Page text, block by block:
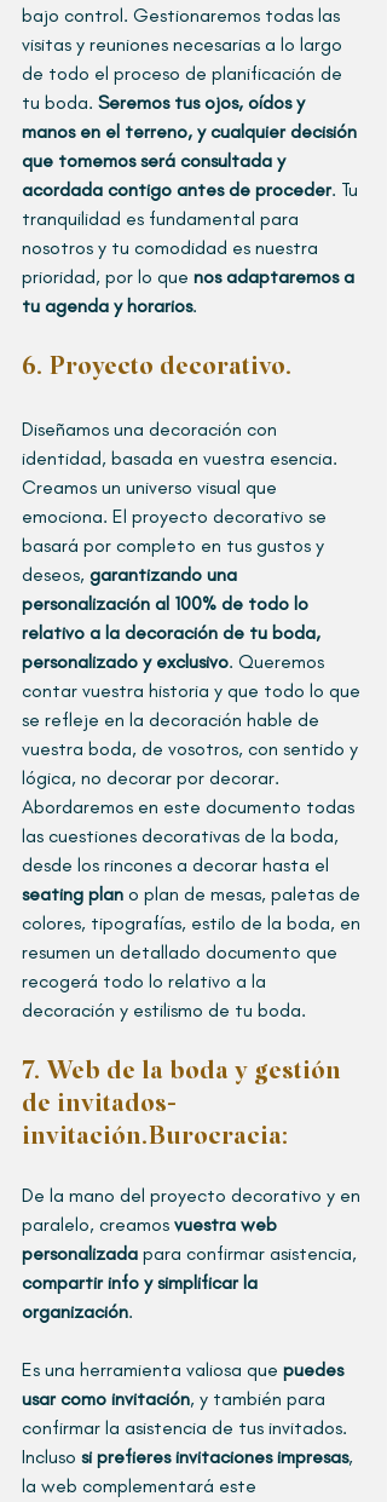
bajo control. Gestionaremos todas las
visitas y reuniones necesarias a lo largo
de todo el proceso de planificación de
tu boda. Seremos tus ojos, oídos y
manos en el terreno, y cualquier decisión
que tomemos será consultada y
acordada contigo antes de proceder. Tu
tranquilidad es fundamental para
nosotros y tu comodidad es nuestra
prioridad, por lo que nos adaptaremos a
tu agenda y horarios.
6. Proyecto decorativo.
Diseñamos una decoración con
identidad, basada en vuestra esencia.
Creamos un universo visual que
emociona. El proyecto decorativo se
basará por completo en tus gustos y
deseos, garantizando una
personalización al 100% de todo lo
relativo a la decoración de tu boda,
personalizado y exclusivo. Queremos
contar vuestra historia y que todo lo que
se refleje en la decoración hable de
vuestra boda, de vosotros, con sentido y
lógica, no decorar por decorar.
Abordaremos en este documento todas
las cuestiones decorativas de la boda,
desde los rincones a decorar hasta el
seating plan o plan de mesas, paletas de
colores, tipografías, estilo de la boda, en
resumen un detallado documento que
recogerá todo lo relativo a la
decoración y estilismo de tu boda.
7. Web de la boda y gestión
de invitados-
invitación.Burocracia:
De la mano del proyecto decorativo y en
paralelo, creamos vuestra web
personalizada para confirmar asistencia,
compartir info y simplificar la
organización.
Es una herramienta valiosa que puedes
usar como invitación, y también para
confirmar la asistencia de tus invitados.
Incluso si prefieres invitaciones impresas,
la web complementará este